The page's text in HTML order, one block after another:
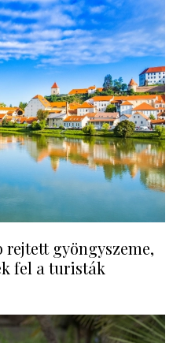
gyöngyszeme,
fel a turisták